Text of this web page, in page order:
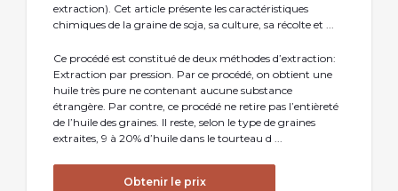
extraction). Cet article présente les caractéristiques
chimiques de la graine de soja, sa culture, sa récolte et ...
Ce procédé est constitué de deux méthodes d’extraction:
Extraction par pression. Par ce procédé, on obtient une
huile très pure ne contenant aucune substance
étrangère. Par contre, ce procédé ne retire pas l’entièreté
de l’huile des graines. Il reste, selon le type de graines
extraites, 9 à 20% d’huile dans le tourteau d ...
Obtenir le prix